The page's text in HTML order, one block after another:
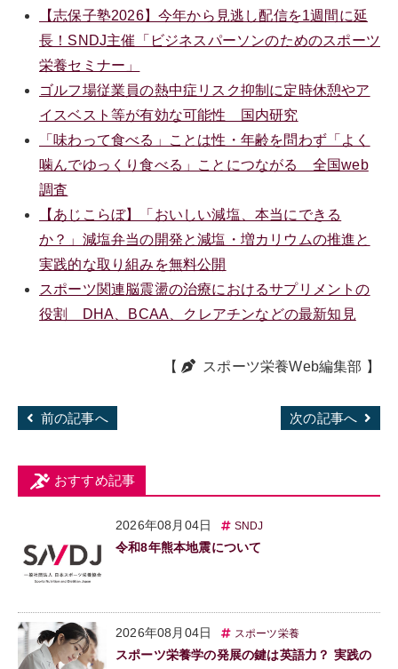
【志保子塾2026】今年から見逃し配信を1週間に延
長！SNDJ主催「ビジネスパーソンのためのスポーツ
栄養セミナー」
ゴルフ場従業員の熱中症リスク抑制に定時休憩やア
イスベスト等が有効な可能性 国内研究
「味わって食べる」ことは性・年齢を問わず「よく
噛んでゆっくり食べる」ことにつながる 全国web
調査
【あじこらぼ】「おいしい減塩、本当にできる
か？」減塩弁当の開発と減塩・増カリウムの推進と
実践的な取り組みを無料公開
スポーツ関連脳震盪の治療におけるサプリメントの
役割 DHA、BCAA、クレアチンなどの最新知見
【 スポーツ栄養Web編集部 】
前の記事へ 次の記事へ
おすすめ記事
2026年08月04日 SNDJ
令和8年熊本地震について
2026年08月04日 スポーツ栄養
スポーツ栄養学の発展の鍵は英語力？ 実践の